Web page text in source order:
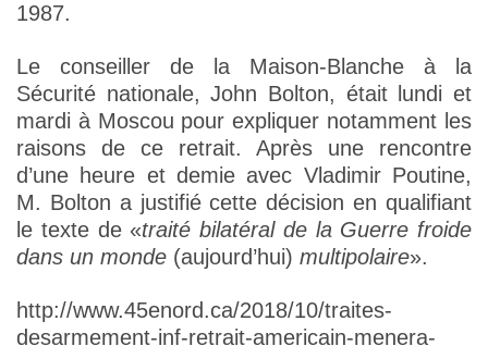
1987.
Le conseiller de la Maison-Blanche à la
Sécurité nationale, John Bolton, était lundi et
mardi à Moscou pour expliquer notamment les
raisons de ce retrait. Après une rencontre
d’une heure et demie avec Vladimir Poutine,
M. Bolton a justifié cette décision en qualifiant
le texte de «traité bilatéral de la Guerre froide
dans un monde (aujourd’hui) multipolaire».
http://www.45enord.ca/2018/10/traites-
desarmement-inf-retrait-americain-menera-